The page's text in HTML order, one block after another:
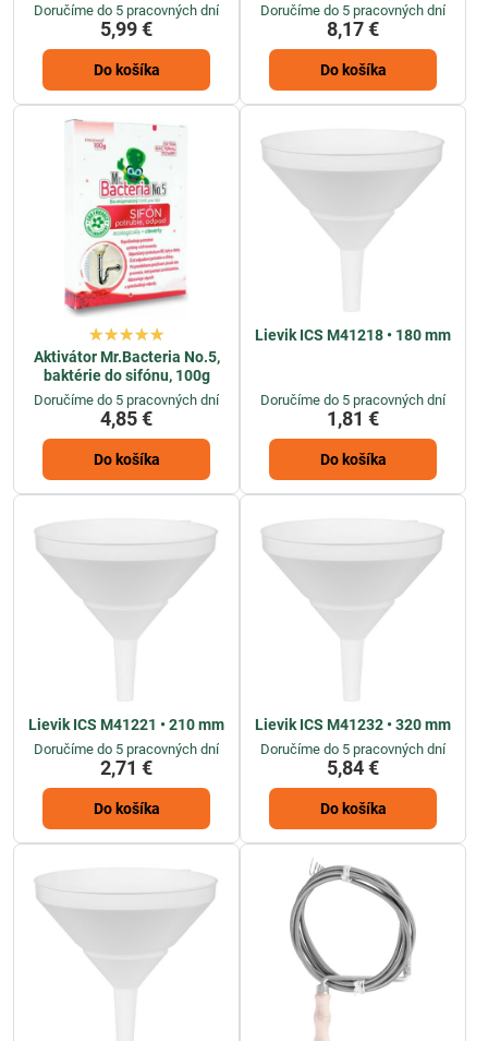
Doručíme do 5 pracovných dní
5,99 €
Do košíka
Doručíme do 5 pracovných dní
8,17 €
Do košíka
Aktivátor Mr.Bacteria No.5,
baktérie do sifónu, 100g
Doručíme do 5 pracovných dní
4,85 €
Do košíka
Lievik ICS M41218 • 180 mm
Doručíme do 5 pracovných dní
1,81 €
Do košíka
Lievik ICS M41221 • 210 mm
Doručíme do 5 pracovných dní
2,71 €
Do košíka
Lievik ICS M41232 • 320 mm
Doručíme do 5 pracovných dní
5,84 €
Do košíka